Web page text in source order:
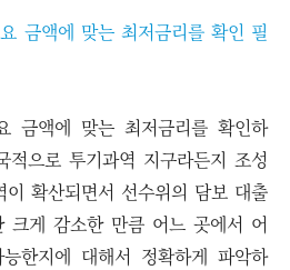
금액에 맞는 최저금리를 확인 필
금액에 맞는 최저금리를 확인하
으로 투기과역 지구라든지 조성
확산되면서 선수위의 담보 대출
크게 감소한 만큼 어느 곳에서 어
한지에 대해서 정확하게 파악하